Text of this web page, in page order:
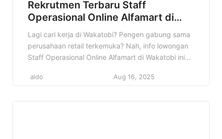
Rekrutmen Terbaru Staff
Operasional Online Alfamart di
Wakatobi Terbaru
Lagi cari kerja di Wakatobi? Pengen gabung sama
perusahaan retail terkemuka? Nah, info lowongan
Staff Operasional Online Alfamart di Wakatobi ini
kesempatan buat kamu yang punya semangat
aldo Aug 16, 2025